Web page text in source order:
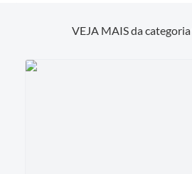
VEJA MAIS da categoria